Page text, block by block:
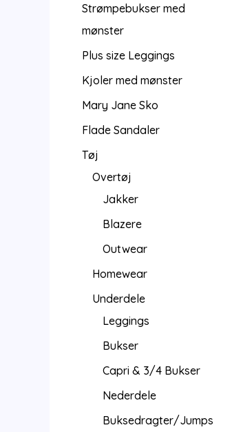
Strømpebukser med
mønster
Plus size Leggings
Kjoler med mønster
Mary Jane Sko
Flade Sandaler
Tøj
Overtøj
Jakker
Blazere
Outwear
Homewear
Underdele
Leggings
Bukser
Capri & 3/4 Bukser
Nederdele
Buksedragter/Jumps